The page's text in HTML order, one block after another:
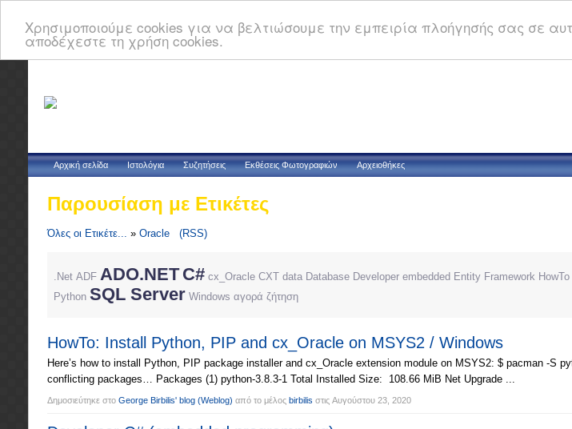
Χρησιμοποιούμε cookies για να βελτιώσουμε την εμπειρία πλοήγησής σας σε
αποδέχεστε τη χρήση cookies.
Αρχική σελίδα Ιστολόγια Συζητήσεις Εκθέσεις Φωτογραφιών Αρχειοθήκες
Παρουσίαση με Ετικέτες
Όλες οι Ετικέτε... » Oracle (RSS)
.Net ADF ADO.NET C# cx_Oracle CXT data Database Developer embedded Entity Framework HowTo
Python SQL Server Windows αγορά ζήτηση
HowTo: Install Python, PIP and cx_Oracle on MSYS2 / Windows
Here’s how to install Python, PIP package installer and cx_Oracle extension module on MSYS2: $ pacman -
conflicting packages… Packages (1) python-3.8.3-1 Total Installed Size: 108.66 MiB Net Upgrade ...
Δημοσιεύτηκε στο George Birbilis' blog (Weblog) από το μέλος birbilis στις Αυγούστου 23, 2020